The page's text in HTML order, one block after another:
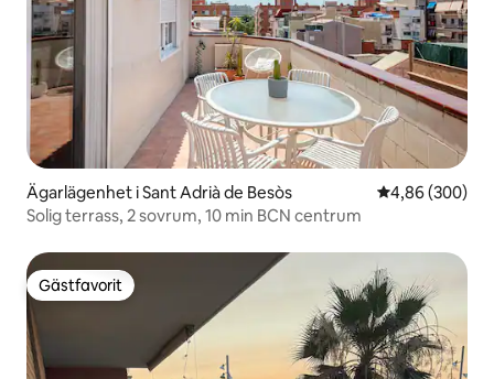
Ägarlägenhet i Sant Adrià de Besòs 4,86 av 5 i
4,86 (300)
Solig terrass, 2 sovrum, 10 min BCN centrum
Gästfavorit
Gästfavorit